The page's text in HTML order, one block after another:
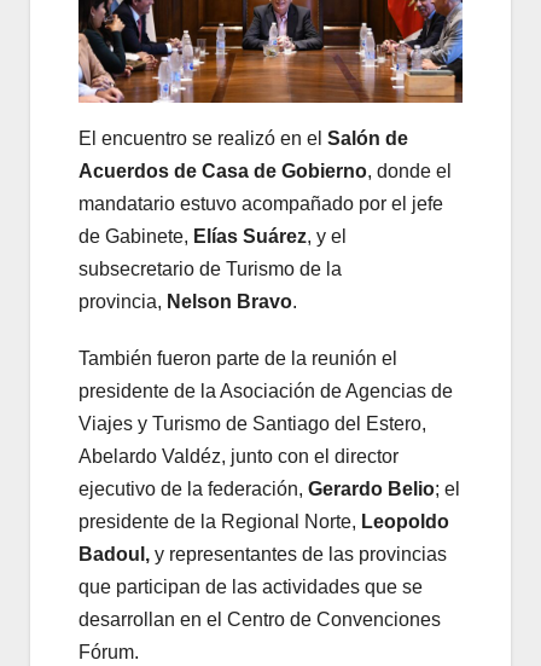
El encuentro se realizó en el Salón de
Acuerdos de Casa de Gobierno, donde el
mandatario estuvo acompañado por el jefe
de Gabinete, Elías Suárez, y el
subsecretario de Turismo de la
provincia, Nelson Bravo.
También fueron parte de la reunión el
presidente de la Asociación de Agencias de
Viajes y Turismo de Santiago del Estero,
Abelardo Valdéz, junto con el director
ejecutivo de la federación, Gerardo Belio; el
presidente de la Regional Norte, Leopoldo
Badoul, y representantes de las provincias
que participan de las actividades que se
desarrollan en el Centro de Convenciones
Fórum.